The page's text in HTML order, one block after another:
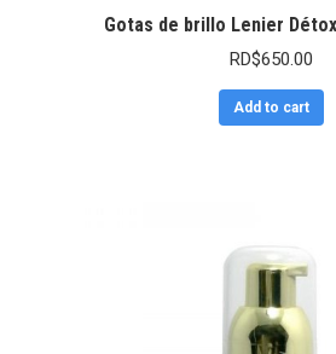
Gotas de brillo Lenier
RD$650.00
Add to cart